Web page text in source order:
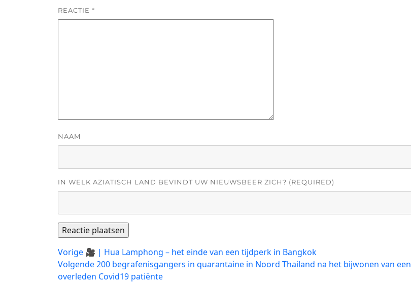
REACTIE *
NAAM
IN WELK AZIATISCH LAND BEVINDT UW NIEUWSBEER ZICH? (REQUIRED)
Bericht
navigatie
Vorige Vorig
bericht:
🎥 | Hua Lamphong – het einde van een tijdperk in Bangkok
Volgende Volgend
bericht:
200 begrafenisgangers in quarantaine in Noord Thailand na het bijwonen van een
overleden Covid19 patiënte